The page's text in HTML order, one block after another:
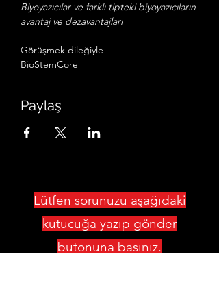
Biyoyazıcılar ve farklı tipteki biyoyazıcıların
avantaj ve dezavantajları
Görüşmek dileğiyle
BioStemCore
Paylaş
Lütfen sorunuzu aşağıdaki
kutucuğa yazıp gönder
butonuna basınız.